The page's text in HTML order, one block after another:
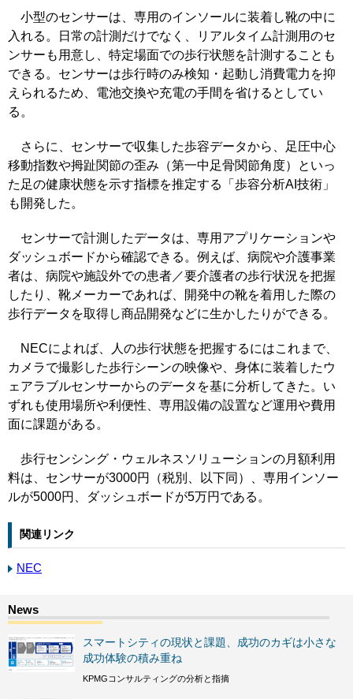
小型のセンサーは、専用のインソールに装着し靴の中に
入れる。日常の計測だけでなく、リアルタイム計測用のセ
ンサーも用意し、特定場面での歩行状態を計測することも
できる。センサーは歩行時のみ検知・起動し消費電力を抑
えられるため、電池交換や充電の手間を省けるとしてい
る。
さらに、センサーで収集した歩容データから、足圧中心
移動指数や拇趾関節の歪み（第一中足骨関節角度）といっ
た足の健康状態を示す指標を推定する「歩容分析AI技術」
も開発した。
センサーで計測したデータは、専用アプリケーションや
ダッシュボードから確認できる。例えば、病院や介護事業
者は、病院や施設外での患者／要介護者の歩行状況を把握
したり、靴メーカーであれば、開発中の靴を着用した際の
歩行データを取得し商品開発などに生かしたりができる。
NECによれば、人の歩行状態を把握するにはこれまで、
カメラで撮影した歩行シーンの映像や、身体に装着したウ
ェアラブルセンサーからのデータを基に分析してきた。い
ずれも使用場所や利便性、専用設備の設置など運用や費用
面に課題がある。
歩行センシング・ウェルネスソリューションの月額利用
料は、センサーが3000円（税別、以下同）、専用インソー
ルが5000円、ダッシュボードが5万円である。
関連リンク
NEC
スマートシティの現状と課題、成功のカギは小さな
成功体験の積み重ね
KPMGコンサルティングの分析と指摘